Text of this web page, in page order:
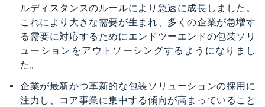
ルディスタンスのルールにより急速に成長しました。
これにより大きな需要が生まれ、多くの企業が急増す
る需要に対応するためにエンドツーエンドの包装ソリ
ューションをアウトソーシングするようになりまし
た。
企業が最新かつ革新的な包装ソリューションの採用に
注力し、コア事業に集中する傾向が高まっていること